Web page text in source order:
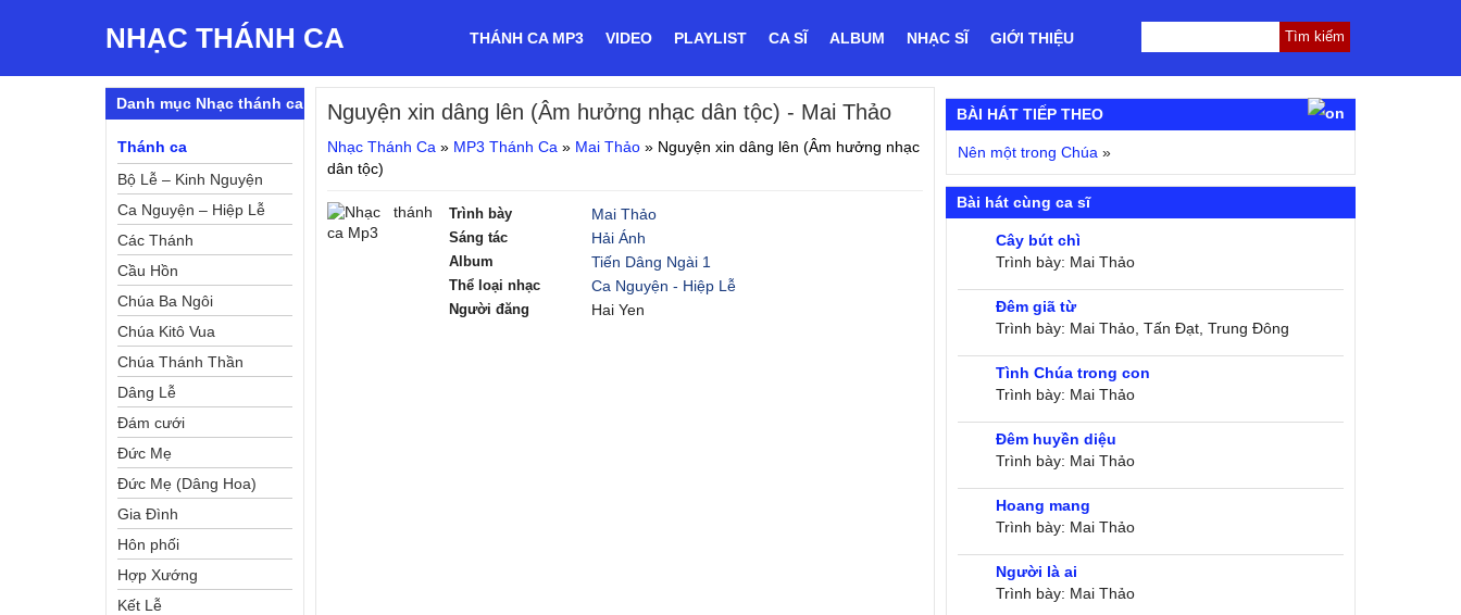
NHẠC THÁNH CA THÁNH CA MP3 VIDEO PLAYLIST CA SĨ ALBUM NHẠC SĨ GIỚI THIỆU
Nguyện xin dâng lên (Âm hưởng nhạc dân tộc) - Mai Thảo
Nhạc Thánh Ca » MP3 Thánh Ca » Mai Thảo » Nguyện xin dâng lên (Âm hưởng nhạc
dân tộc)
Trình bày Mai Thảo
Sáng tác Hải Ánh
Album Tiến Dâng Ngài 1
Thể loại nhạc Ca Nguyện - Hiệp Lễ
Người đăng Hai Yen
Danh mục Nhạc thánh ca
Thánh ca
Bộ Lễ – Kinh Nguyện
Ca Nguyện – Hiệp Lễ
Các Thánh
Cầu Hồn
Chúa Ba Ngôi
Chúa Kitô Vua
Chúa Thánh Thần
Dâng Lễ
Đám cưới
Đức Mẹ
Đức Mẹ (Dâng Hoa)
Gia Đình
Hôn phối
Hợp Xướng
Kết Lễ
BÀI HÁT TIẾP THEO
Nên một trong Chúa »
Bài hát cùng ca sĩ
Cây bút chì
Trình bày: Mai Thảo
Đêm giã từ
Trình bày: Mai Thảo, Tấn Đạt, Trung Đông
Tình Chúa trong con
Trình bày: Mai Thảo
Đêm huyền diệu
Trình bày: Mai Thảo
Hoang mang
Trình bày: Mai Thảo
Người là ai
Trình bày: Mai Thảo